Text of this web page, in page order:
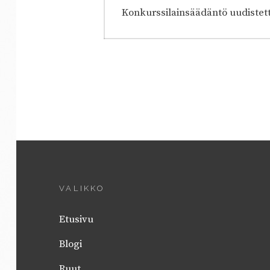
selaus
Previous
Konkurssilainsäädäntö
VALIKKO
Etusivu
Blogi